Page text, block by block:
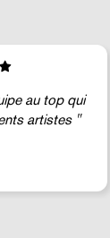
!
du Pont-Neuf »